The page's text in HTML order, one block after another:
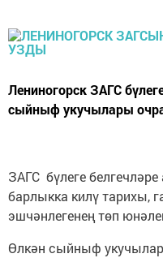
Лениногорск ЗАГС
сыйныф укучылары
ЗАГС бүлеге
барлыкка килү тарихы,
эшчәнлегенең төп
Өлкән сыйныф